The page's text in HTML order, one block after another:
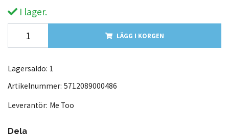
I lager.
LÄGG I KORGEN
Lagersaldo: 1
Artikelnummer: 5712089000486
Leverantör: Me Too
Dela